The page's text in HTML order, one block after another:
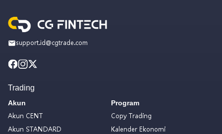
support.id@cgtrade.com
Trading
Akun
Akun CENT
Akun STANDARD
Program
Copy Trading
Kalender Ekonomi